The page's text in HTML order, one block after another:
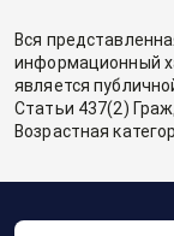
Вся
информационный
является
Статьи 437(2)
Возрастная